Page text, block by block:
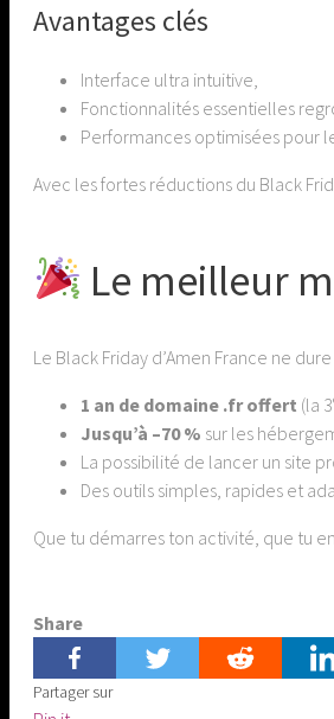
Avantages clés
Interface ultra intuitive,
Fonctionnalités essentielles
Performances optimisées pour
Avec les fortes réductions du Black
Le meilleur
Le Black Friday d’Amen France ne
1 an de domaine .fr offert (la
Jusqu’à –70 % sur les
La possibilité de lancer un site
Des outils simples, rapides et
Que tu démarres ton activité, que tu
Share
Partager sur